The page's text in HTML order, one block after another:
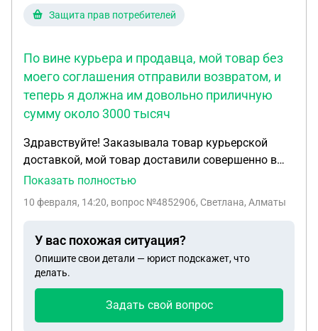
Защита прав потребителей
По вине курьера и продавца, мой товар без
моего соглашения отправили возвратом, и
теперь я должна им довольно приличную
сумму около 3000 тысяч
Здравствуйте! Заказывала товар курьерской
доставкой, мой товар доставили совершенно в
другой пункт выдачи в другом городе . Срок
пункта выдачи и не доставит мне . По вине
соглашения отправили возвратом , и теперь я
должна им довольно приличную сумму около
3000 тысяч. Как я могу отвергнуть эту сумму , так
обязана оплачивать чужой косяк Далее : после
Показать полностью
10 февраля, 14:20, вопрос №4852906, Светлана, Алматы
У вас похожая ситуация?
Опишите свои детали — юрист подскажет, что
делать.
Задать свой вопрос